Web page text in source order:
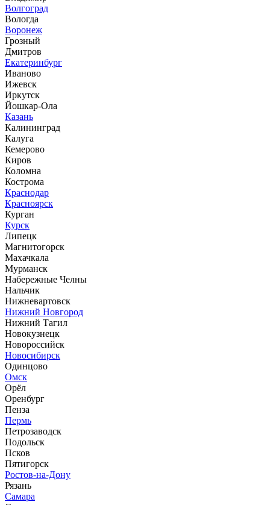
Волгоград
Вологда
Воронеж
Грозный
Дмитров
Екатеринбург
Иваново
Ижевск
Иркутск
Йошкар-Ола
Казань
Калининград
Калуга
Кемерово
Киров
Коломна
Кострома
Краснодар
Красноярск
Курган
Курск
Липецк
Магнитогорск
Махачкала
Мурманск
Набережные Челны
Нальчик
Нижневартовск
Нижний Новгород
Нижний Тагил
Новокузнецк
Новороссийск
Новосибирск
Одинцово
Омск
Орёл
Оренбург
Пенза
Пермь
Петрозаводск
Подольск
Псков
Пятигорск
Ростов-на-Дону
Рязань
Самара